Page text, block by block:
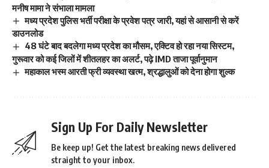
मनीष मामा ने संभाला मामला
मध्य प्रदेश पुलिस भर्ती परीक्षा के प्रवेश पत्र जारी, यहां से आसानी से करें
डाउनलोड
48 घंटे बाद बदलेगा मध्य प्रदेश का मौसम, एक्टिव हो रहा नया सिस्टम,
गुरूवार को कई जिलों में शीतलहर का अलर्ट, पढ़े IMD ताजा पूर्वानुमान
महाकाल भस्म आरती फ्री व्यवस्था खत्म, श्रद्धालुओं को देना होगा शुल्क
Sign Up For Daily Newsletter
Be keep up! Get the latest breaking news delivered
straight to your inbox.